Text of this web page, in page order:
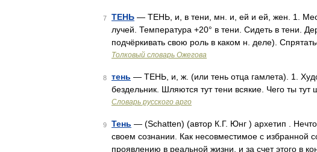
7 ТЕНЬ — ТЕНЬ, и, в тени, мн. и, ей и ей, жен. 1.
лучей. Температура +20° в тени. Сидеть в тени.
подчёркивать свою роль в каком н. деле).
Толковый словарь Ожегова
8 тень — ТЕНЬ, и, ж. (или тень отца гамлета). 1.
бездельник. Шляются тут тени всякие. Чего ты
Словарь русского арго
9 Тень — (Schatten) (автор К.Г. Юнг ) архетип .
своем сознании. Как несовместимое с избранной
проявлению в реальной жизни, и за счет этого в